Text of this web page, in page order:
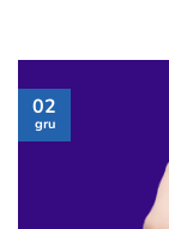
02
gru